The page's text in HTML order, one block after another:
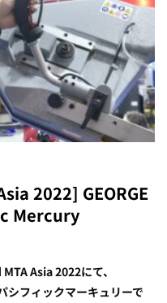
2022] GEORGE
Mercury
Asia 2022にて、
シフィックマーキュリーで